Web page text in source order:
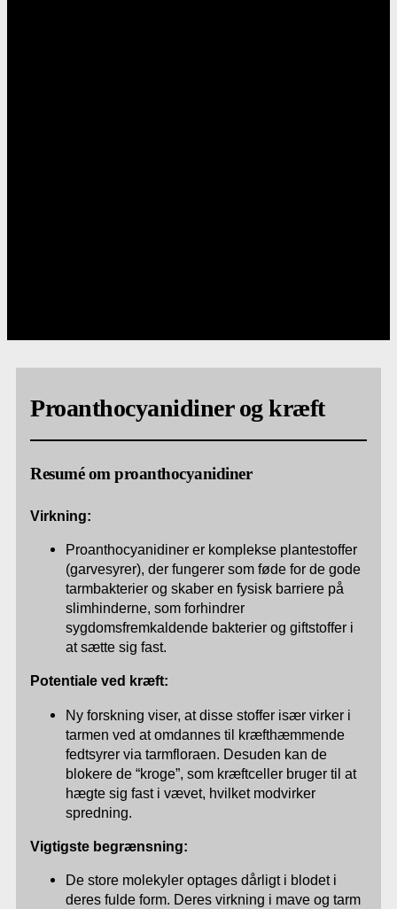
Proanthocyanidiner og kræft
Resumé om proanthocyanidiner
Virkning:
Proanthocyanidiner er komplekse plantestoffer
(garvesyrer), der fungerer som føde for de gode
tarmbakterier og skaber en fysisk barriere på
slimhinderne, som forhindrer
sygdomsfremkaldende bakterier og giftstoffer i
at sætte sig fast.
Potentiale ved kræft:
Ny forskning viser, at disse stoffer især virker i
tarmen ved at omdannes til kræfthæmmende
fedtsyrer via tarmfloraen. Desuden kan de
blokere de “kroge”, som kræftceller bruger til at
hægte sig fast i vævet, hvilket modvirker
spredning.
Vigtigste begrænsning:
De store molekyler optages dårligt i blodet i
deres fulde form. Deres virkning i mave og tarm